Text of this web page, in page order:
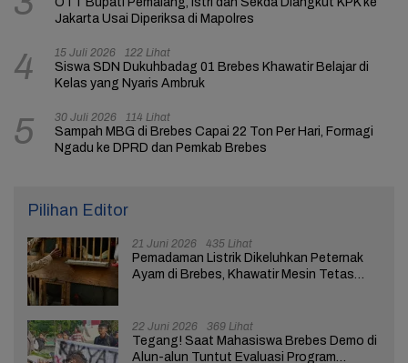
Jakarta Usai Diperiksa di Mapolres
4 15 Juli 2026 122 Lihat
Siswa SDN Dukuhbadag 01 Brebes Khawatir Belajar di
Kelas yang Nyaris Ambruk
5 30 Juli 2026 114 Lihat
Sampah MBG di Brebes Capai 22 Ton Per Hari, Formagi
Ngadu ke DPRD dan Pemkab Brebes
Pilihan Editor
21 Juni 2026 435 Lihat
Pemadaman Listrik Dikeluhkan Peternak
Ayam di Brebes, Khawatir Mesin Tetas
22 Juni 2026 369 Lihat
Tegang! Saat Mahasiswa Brebes Demo di
Alun-alun Tuntut Evaluasi Program